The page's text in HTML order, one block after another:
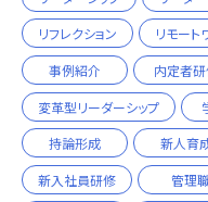
リフレクション
リモート
事例紹介
内定者
変革型リーダーシップ
持論形成
新人育
新入社員研修
管理